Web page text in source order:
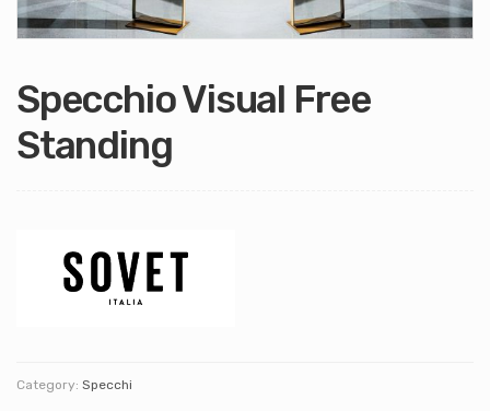
Specchio Visual Free
Standing
Category: Specchi